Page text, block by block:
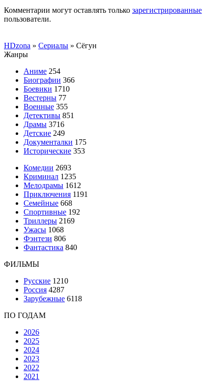
Комментарии могут оставлять только зарегистрированные
пользователи.
HDzona » Сериалы » Сёгун
Жанры
Аниме 254
Биографии 366
Боевики 1710
Вестерны 77
Военные 355
Детективы 851
Драмы 3716
Детские 249
Документалки 175
Исторические 353
Комедии 2693
Криминал 1235
Мелодрамы 1612
Приключения 1191
Семейные 668
Спортивные 192
Триллеры 2169
Ужасы 1068
Фэнтези 806
Фантастика 840
ФИЛЬМЫ
Русские 1210
Россия 4287
Зарубежные 6118
ПО ГОДАМ
2026
2025
2024
2023
2022
2021